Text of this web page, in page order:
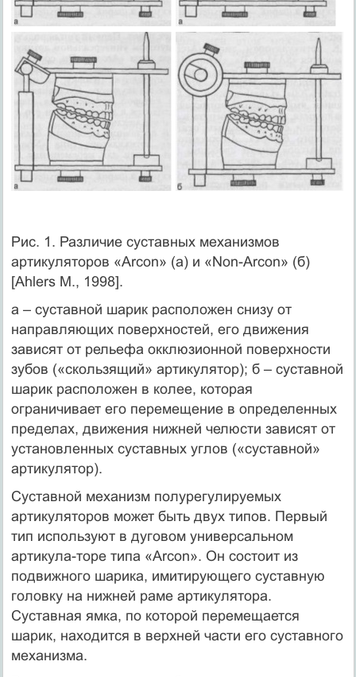
Рис. 1. Различие суставных механизмов
артикуляторов «Аrсоn» (а) и «Non-Arcon» (б)
[Ahlers M., 1998].
а – суставной шарик расположен снизу от
направляющих поверхностей, его движения
зависят от рельефа окклюзионной поверхности
зубов («скользящий» артикулятор); б – суставной
шарик расположен в колее, которая
ограничивает его перемещение в определенных
пределах, движения нижней челюсти зависят от
установленных суставных углов («суставной»
артикулятор).
Суставной механизм полурегулируемых
артикуляторов может быть двух типов. Первый
тип используют в дуговом универсальном
артикула-торе типа «Аrсоn». Он состоит из
подвижного шарика, имитирующего суставную
головку на нижней раме артикулятора.
Суставная ямка, по которой перемещается
шарик, находится в верхней части его суставного
механизма.